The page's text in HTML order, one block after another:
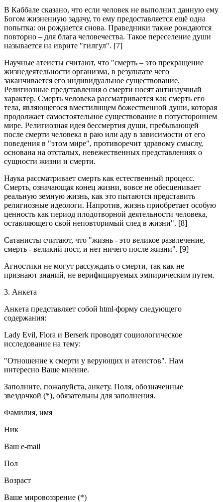
В Каббале сказано, что если человек не выполнил данную ему
Богом жизненную задачу, то ему предоставляется ещё одна
попытка: он рождается снова. Праведники также рождаются
повторно – для блага человечества. Такое переселение души
называется на иврите "гилгул". [7]
Научные атеисты считают, что "смерть – это прекращение
жизнедеятельности организма, в результате чего
заканчивается его индивидуальное существование.
Религиозные представления о смерти носят антинаучный
характер. Смерть человека рассматривается как смерть его
тела, являющегося вместилищем божественной души, которая
продолжает самостоятельное существование в потустороннем
мире. Религиозная идея бессмертия души, пребывающей
после смерти человека в раю или аду в зависимости от его
поведения в "этом мире", противоречит здравому смыслу,
основана на отсталых, невежественных представлениях о
сущности жизни и смерти.
Наука рассматривает смерть как естественный процесс.
Смерть, означающая конец жизни, вовсе не обесценивает
реальную земную жизнь, как это пытаются представить
религиозные идеологи. Напротив, жизнь приобретает особую
ценность как период плодотворной деятельности человека,
оставляющего свой неповторимый след в жизни". [8]
Сатанисты считают, что "жизнь - это великое развлечение,
смерть - великий пост, и нет ничего после жизни". [9]
Агностики не могут рассуждать о смерти, так как не
признают знаний, не верифицируемых эмпирическим путем.
3. Анкета
Анкета представляет собой html-форму следующего
содержания:
Lady Evil, Flora и Berserk проводят социологическое
исследование на тему:
"Отношение к смерти у верующих и атеистов". Нам
интересно Ваше мнение.
Заполните, пожалуйста, анкету. Поля, обозначенные
звездочкой (*), обязательны для заполнения.
Фамилия, имя
Ник
Ваш e-mail
Пол
Возраст
Ваше мировоззрение (*)